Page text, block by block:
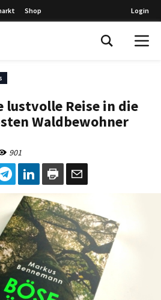
Shop Login
lustvolle Reise in die
Waldbewohner
901